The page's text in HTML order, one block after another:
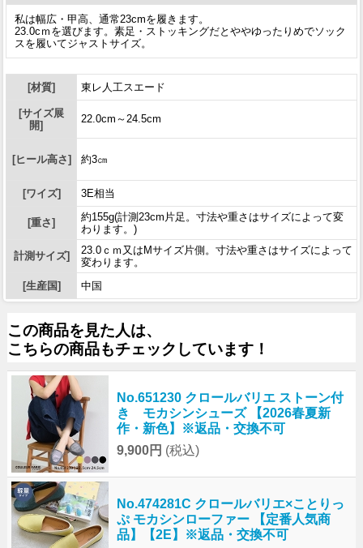
私は幅広・甲高、通常23cmを履きます。
23.0cｍを選びます。素足・ストッキングだとややゆったりめでソック
スを履いてジャストサイズ。
[材質] 東レ人工スエード
[サイズ展
開]
22.0cm～24.5cm
[ヒール高さ] 約3㎝
[ワイズ] 3E相当
[重さ]
約155g(計測23cm片足。寸法や重さはサイズによって変
わります。)
計測サイズ]
23.0ｃｍ又はMサイズ片側。寸法や重さはサイズによって
変わります。
[生産国]
中国
この商品を見た人は、
こちらの商品もチェックしています！
No.651230 クロールバリエ ストーン付
き モカシンシューズ 【2026春夏新
作・新色】※返品・交換不可
9,900円 (税込)
No.474281C クロールバリエ×ことりっ
ぷ モカシンローファー 【定番人気商
品】【2E】※返品・交換不可